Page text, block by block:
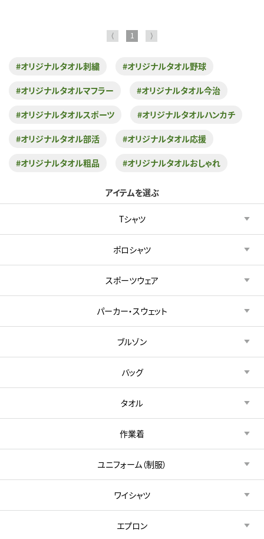
⟨ 1 ⟩
#オリジナルタオル刺繍 #オリジナルタオル野球
#オリジナルタオルマフラー #オリジナルタオル今治
#オリジナルタオルスポーツ #オリジナルタオルハンカチ
#オリジナルタオル部活 #オリジナルタオル応援
#オリジナルタオル粗品 #オリジナルタオルおしゃれ
アイテムを選ぶ
Tシャツ
ポロシャツ
スポーツウェア
パーカー・スウェット
ブルゾン
バッグ
タオル
作業着
ユニフォーム（制服）
ワイシャツ
エプロン